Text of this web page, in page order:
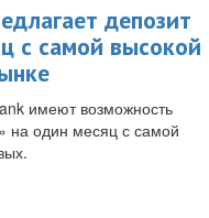
депозит
с самой высокой
имеют возможность
на один месяц с самой